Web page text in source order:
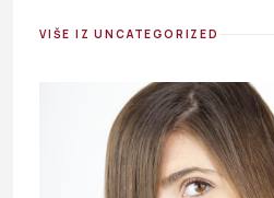
VIŠE IZ UNCATEGORIZED